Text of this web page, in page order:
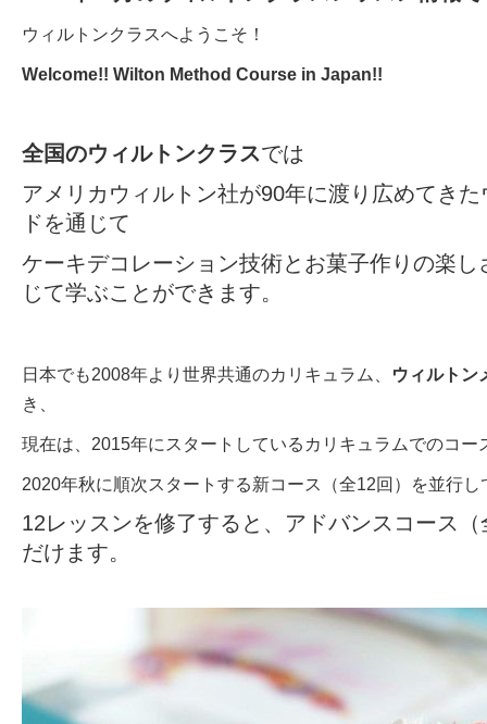
ウィルトンクラスへようこそ！
Welcome!! Wilton Method Course in Japan!!
全国のウィルトンクラスでは
アメリカウィルトン社が90年に渡り広めてき
ドを通じて
ケーキデコレーション技術とお菓子作りの楽し
じて学ぶことができます。
日本でも2008年より世界共通のカリキュラム、
ウィルトン
き、
現在は、2015年にスタートしているカリキュラムでのコー
2020年秋に順次スタートする新コース（全12回）を並行
12レッスンを修了すると、アドバンスコース
だけます。